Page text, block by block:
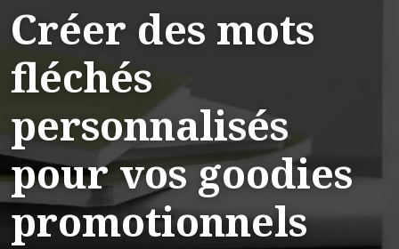
Créer des mots
fléchés
personnalisés
pour vos goodies
promotionnels